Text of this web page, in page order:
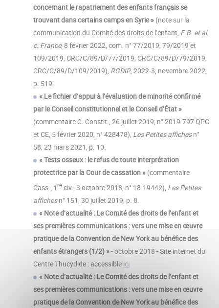
concernant le rapatriement des enfants français se
trouvant dans certains camps en Syrie » (note sur la
communication du Comité des droits de l’enfant, F.B. et al.
c. France, 8 février 2022, com. n° 77/2019, 79/2019 et
109/2019, CRC/C/89/D/77/2019, CRC/C/89/D/79/2019,
CRC/C/89/D/109/2019), RGDIP, 2022-3, novembre 2022,
p. 519.
« Le fichier d’appui à l’évaluation de minorité confirmé
par le Conseil constitutionnel et le Conseil d’État »
(commentaire C. Constit., 26 juillet 2019, n° 2019-797 QPC
et CE, 5 février 2020, n° 428478), Les Petites affichesn°
58, 23 mars 2021, p. 10.
« Tests osseux : le refus de toute interprétation
protectrice par la Cour de cassation » (commentaire
Cass., 1 re civ., 3 octobre 2018, n° 18-19442), Les Petites
affichesn° 151, 30 juillet 2019, p. 8.
« Note d’actualité : Le Comité des droits de l’enfant et
ses premières communications : vers une mise en œuvre
pratique de la Convention de New York au bénéfice des
enfants étrangers (1/2) »- octobre 2018 - Site internet du
Centre Thucydide : accessible ici
« Note d’actualité : Le Comité des droits de l’enfant et
ses premières communications : vers une mise en œuvre
pratique de la Convention de New York au bénéfice des